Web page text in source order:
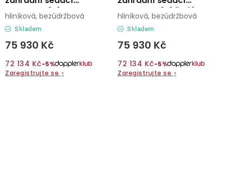
souprava 6+1 mocca
Skladem
75 930 Kč
72 134 Kč−5%
Zaregistrujte se ›
hliníková, bezúdržbová
souprava 6+1 šedá
Skladem
75 930 Kč
72 134 Kč−5%
Zaregistrujte se ›
hliníková, bezúdržbová